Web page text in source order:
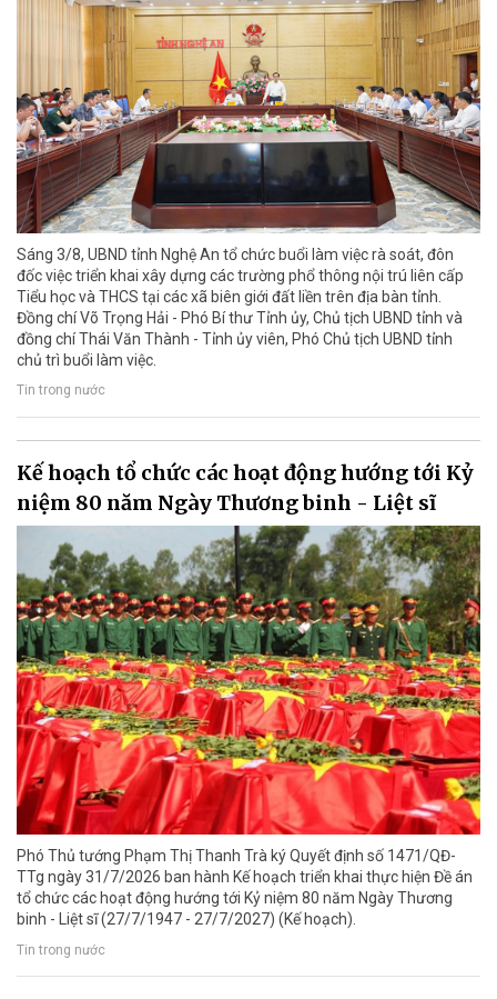
Sáng 3/8, UBND tỉnh Nghệ An tổ chức buổi làm việc rà soát, đôn
đốc việc triển khai xây dựng các trường phổ thông nội trú liên cấp
Tiểu học và THCS tại các xã biên giới đất liền trên địa bàn tỉnh.
Đồng chí Võ Trọng Hải - Phó Bí thư Tỉnh ủy, Chủ tịch UBND tỉnh và
đồng chí Thái Văn Thành - Tỉnh ủy viên, Phó Chủ tịch UBND tỉnh
chủ trì buổi làm việc.
Tin trong nước
Kế hoạch tổ chức các hoạt động hướng tới Kỷ
niệm 80 năm Ngày Thương binh - Liệt sĩ
Phó Thủ tướng Phạm Thị Thanh Trà ký Quyết định số 1471/QĐ-
TTg ngày 31/7/2026 ban hành Kế hoạch triển khai thực hiện Đề án
tổ chức các hoạt động hướng tới Kỷ niệm 80 năm Ngày Thương
binh - Liệt sĩ (27/7/1947 - 27/7/2027) (Kế hoạch).
Tin trong nước